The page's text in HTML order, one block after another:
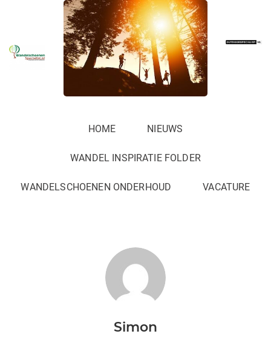
HOME NIEUWS
WANDEL INSPIRATIE FOLDER
WANDELSCHOENEN ONDERHOUD VACATURE
Simon